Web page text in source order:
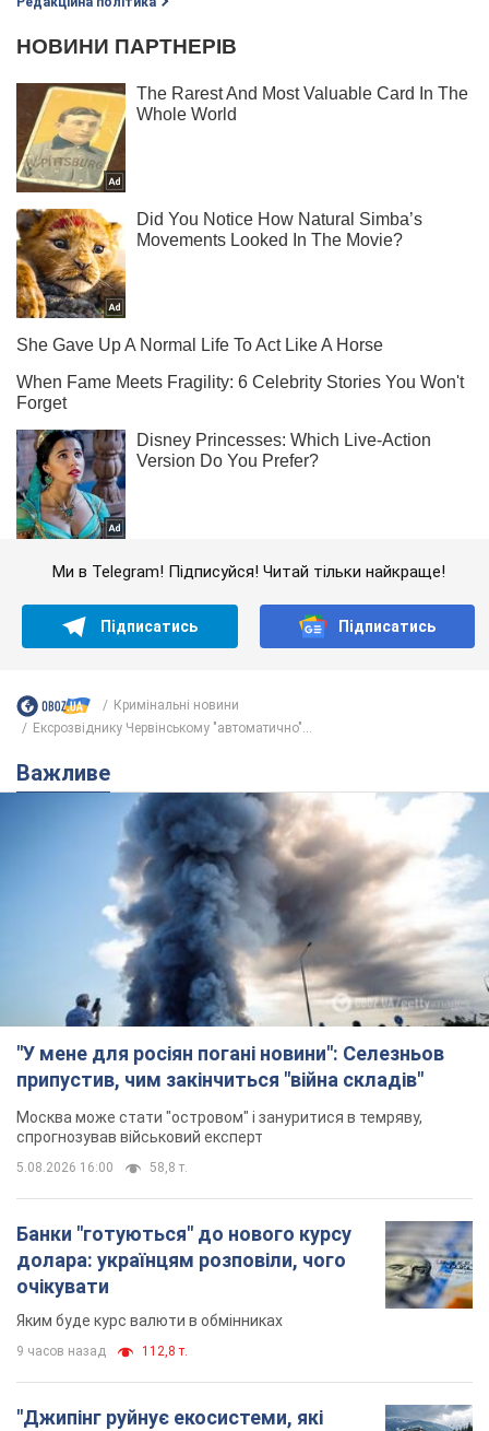
Ми в Telegram! Підписуйся! Читай тільки найкраще!
Підписатись Підписатись
Кримінальні новини
Ексрозвіднику Червінському "автоматично"...
Важливе
"У мене для росіян погані новини": Селезньов
припустив, чим закінчиться "війна складів"
Москва може стати "островом" і зануритися в темряву,
спрогнозував військовий експерт
5.08.2026 16:00 58,8 т.
Банки "готуються" до нового курсу
долара: українцям розповіли, чого
очікувати
Яким буде курс валюти в обмінниках
9 часов назад 112,8 т.
"Джипінг руйнує екосистеми, які